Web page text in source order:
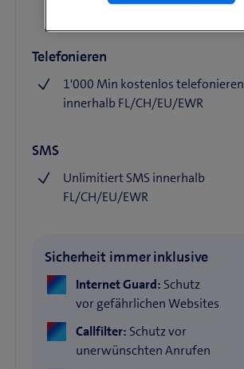
ausserhalb EU/EWR
Telefonieren
1'000 Min kostenlos telefonieren
innerhalb FL/CH/EU/EWR
SMS
Unlimitiert SMS innerhalb
FL/CH/EU/EWR
Sicherheit immer inklusive
Internet Guard: Schutz
vor gefährlichen Websites
Callfilter: Schutz vor
unerwünschten Anrufen